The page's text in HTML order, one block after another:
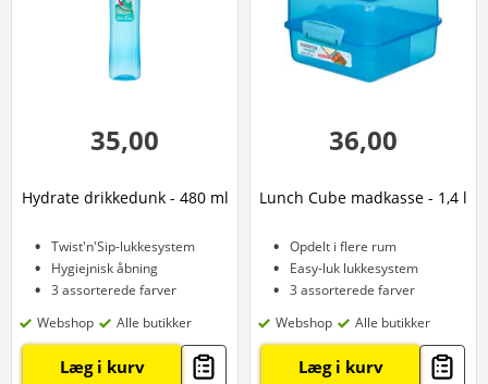
35,00
Hydrate drikkedunk - 480 ml
Twist'n'Sip-lukkesystem
Hygiejnisk åbning
3 assorterede farver
Webshop
Alle butikker
Læg i kurv
36,00
Lunch Cube madkasse - 1,4 l
Opdelt i flere rum
Easy-luk lukkesystem
3 assorterede farver
Webshop
Alle butikker
Læg i kurv